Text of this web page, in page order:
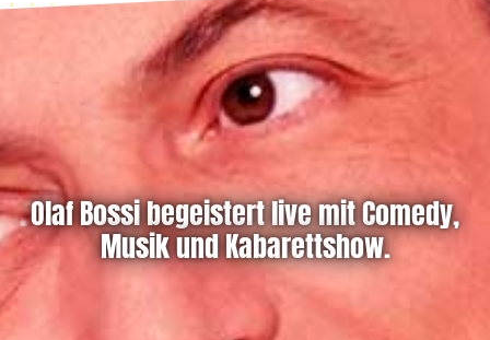
Olaf Bossi begeistert live mit Comedy,
Musik und Kabarettshow.